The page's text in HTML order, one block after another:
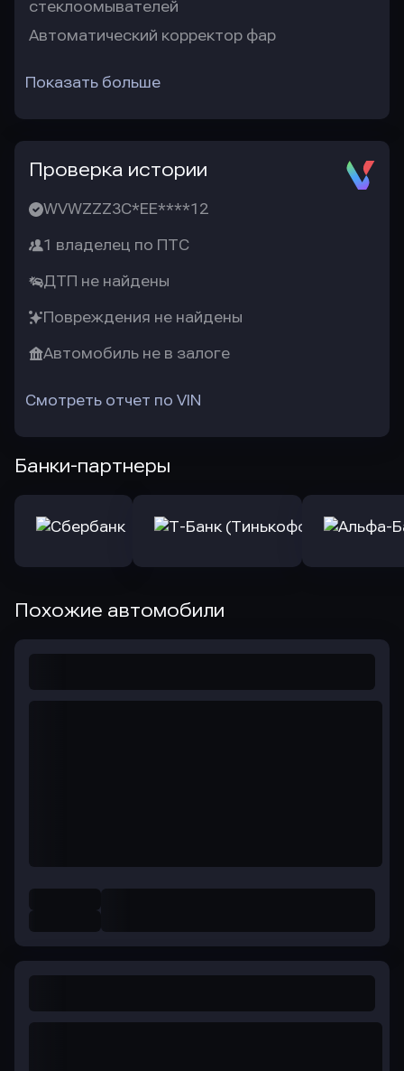
стеклоомывателей
Автоматический корректор фар
Показать больше
Проверка истории
WVWZZZ3C*EE****12
1 владелец по ПТС
ДТП не найдены
Повреждения не найдены
Автомобиль не в залоге
Смотреть отчет по VIN
Банки-партнеры
Похожие автомобили